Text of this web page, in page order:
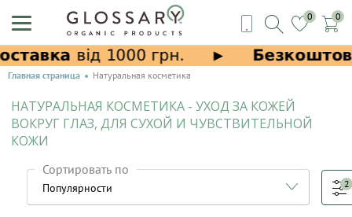
0 0
Главная страница Натуральная косметика
НАТУРАЛЬНАЯ КОСМЕТИКА - УХОД ЗА КОЖЕЙ
ВОКРУГ ГЛАЗ, ДЛЯ СУХОЙ И ЧУВСТВИТЕЛЬНОЙ
КОЖИ
Сортировать по
2